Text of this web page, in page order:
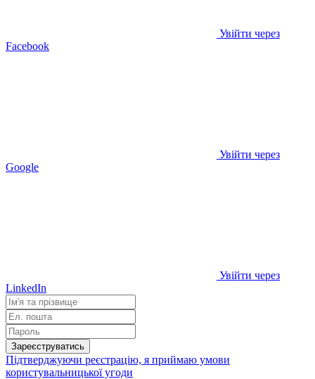
Увійти через
Facebook
Увійти через
Google
Увійти через
LinkedIn
Зареєструватись
Підтверджуючи реєстрацію, я приймаю умови
користувальницької угоди